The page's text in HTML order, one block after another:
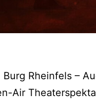
Burg Rheinfels –
Air